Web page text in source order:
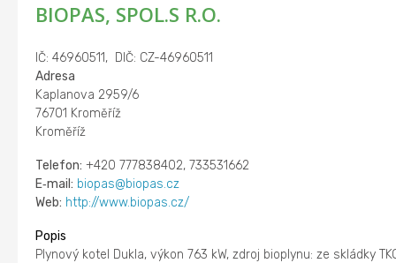
BIOPAS, SPOL.S R.O.
IČ: 46960511, DIČ: CZ-46960511
Adresa
Kaplanova 2959/6
76701 Kroměříž
Kroměříž
Telefon: +420 777838402, 733531662
E‑mail: biopas@biopas.cz
Web: http://www.biopas.cz/
Popis
Plynový kotel Dukla, výkon 763 kW, zdroj bioplynu: ze skládky